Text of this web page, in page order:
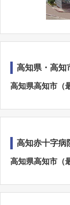
高知県・高知
高知県高知市（
高知赤十字病
高知県高知市（